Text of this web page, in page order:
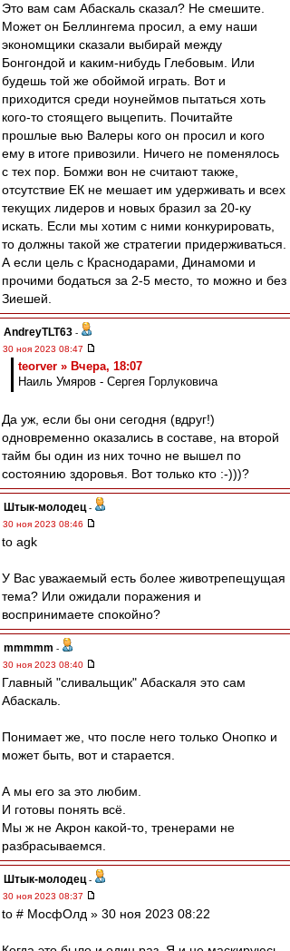
Это вам сам Абаскаль сказал? Не смешите.
Может он Беллингема просил, а ему наши
экономщики сказали выбирай между
Бонгондой и каким-нибудь Глебовым. Или
будешь той же обоймой играть. Вот и
приходится среди ноунеймов пытаться хоть
кого-то стоящего выцепить. Почитайте
прошлые вью Валеры кого он просил и кого
ему в итоге привозили. Ничего не поменялось
с тех пор. Бомжи вон не считают также,
отсутствие ЕК не мешает им удерживать и всех
текущих лидеров и новых бразил за 20-ку
искать. Если мы хотим с ними конкурировать,
то должны такой же стратегии придерживаться.
А если цель с Краснодарами, Динамоми и
прочими бодаться за 2-5 место, то можно и без
Зиешей.
AndreyTLT63 -
30 ноя 2023 08:47
teorver » Вчера, 18:07
Наиль Умяров - Сергея Горлуковича
Да уж, если бы они сегодня (вдруг!)
одновременно оказались в составе, на второй
тайм бы один из них точно не вышел по
состоянию здоровья. Вот только кто :-)))?
Штык-молодец -
30 ноя 2023 08:46
to agk
У Вас уважаемый есть более животрепещущая
тема? Или ожидали поражения и
воспринимаете спокойно?
mmmmm -
30 ноя 2023 08:40
Главный "сливальщик" Абаскаля это сам
Абаскаль.
Понимает же, что после него только Онопко и
может быть, вот и старается.
А мы его за это любим.
И готовы понять всё.
Мы ж не Акрон какой-то, тренерами не
разбрасываемся.
Штык-молодец -
30 ноя 2023 08:37
to # МосфОлд » 30 ноя 2023 08:22